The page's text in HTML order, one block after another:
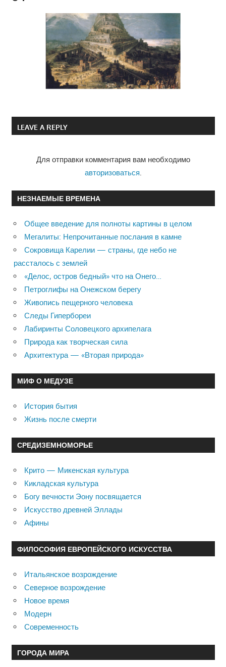
LEAVE A REPLY
Для отправки комментария вам необходимо
авторизоваться.
НЕЗНАЕМЫЕ ВРЕМЕНА
Общее введение для полноты картины в целом
Мегалиты: Непрочитанные послания в камне
Сокровища Карелии — страны, где небо не
рассталось с землей
«Делос, остров бедный» что на Онего…
Петроглифы на Онежском берегу
Живопись пещерного человека
Следы Гипербореи
Лабиринты Соловецкого архипелага
Природа как творческая сила
Архитектура — «Вторая природа»
МИФ О МЕДУЗЕ
История бытия
Жизнь после смерти
СРЕДИЗЕМНОМОРЬЕ
Крито — Микенская культура
Кикладская культура
Богу вечности Эону посвящается
Искусство древней Эллады
Афины
ФИЛОСОФИЯ ЕВРОПЕЙСКОГО ИСКУССТВА
Итальянское возрождение
Северное возрождение
Новое время
Модерн
Современность
ГОРОДА МИРА